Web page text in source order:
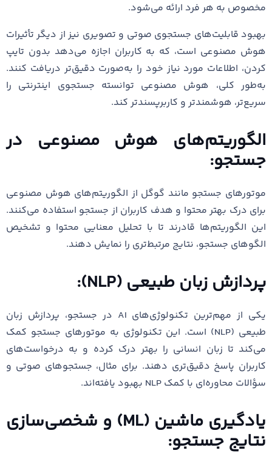
مخصوص به هر فرد ارائه می‌شود.
بهبود قابلیت‌های جستجوی صوتی و تصویری نیز از دیگر تأثیرات
هوش مصنوعی است، که به کاربران اجازه می‌دهد بدون تایپ
کردن، اطلاعات مورد نیاز خود را به‌صورت دقیق‌تر دریافت کنند.
به‌طور کلی، هوش مصنوعی توانسته جستجوی اینترنتی را
سریع‌تر، هوشمندتر و کاربرپسندتر کند.
الگوریتم‌های هوش مصنوعی در
جستجو:
موتورهای جستجو مانند گوگل از الگوریتم‌های هوش مصنوعی
برای درک بهتر محتوا و هدف کاربران از جستجو استفاده می‌کنند.
این الگوریتم‌ها قادرند تا با تحلیل معنایی محتوا و تشخیص
الگوهای جستجو، نتایج مرتبط‌تری را نمایش دهند.
پردازش زبان طبیعی (NLP):
یکی از مهم‌ترین تکنولوژی‌های AI در جستجو، پردازش زبان
طبیعی (NLP) است. این تکنولوژی به موتورهای جستجو کمک
می‌کند تا زبان انسانی را بهتر درک کرده و به درخواست‌های
کاربران پاسخ دقیق‌تری دهند. برای مثال، جستجوهای صوتی و
سؤالات محاوره‌ای با کمک NLP بهبود یافته‌اند.
یادگیری ماشین (ML) و شخصی‌سازی
نتایج جستجو: